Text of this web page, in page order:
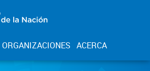
ORGANIZACIONES ACERCA